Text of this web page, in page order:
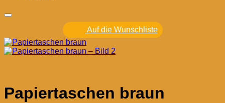
Auf die Wunschliste
Papiertaschen braun